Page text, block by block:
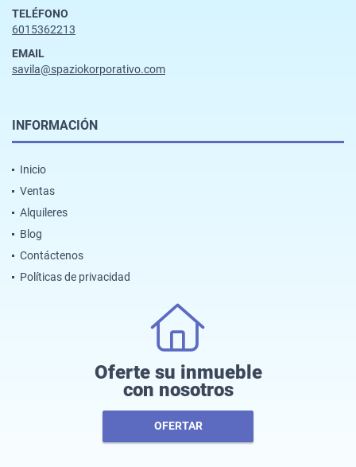
TELÉFONO
6015362213
EMAIL
savila@spaziokorporativo.com
INFORMACIÓN
Inicio
Ventas
Alquileres
Blog
Contáctenos
Políticas de privacidad
Oferte su inmueble
con nosotros
OFERTAR